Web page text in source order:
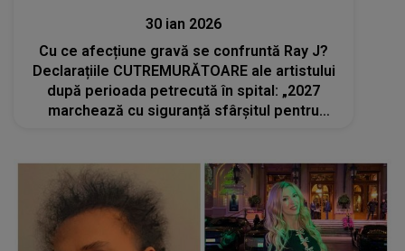
30 ian 2026
Cu ce afecțiune gravă se confruntă Ray J?
Declarațiile CUTREMURĂTOARE ale artistului
după perioada petrecută în spital: „2027
marchează cu siguranță sfârșitul pentru